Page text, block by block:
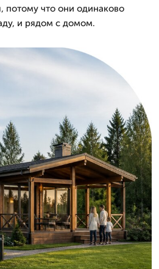
потому что они одинаково
и рядом с домом.